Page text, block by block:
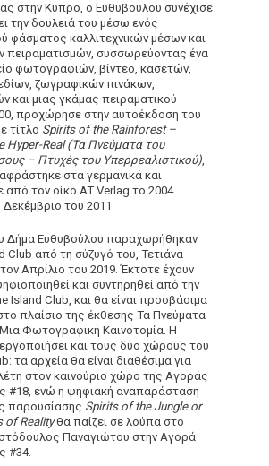
στην Κύπρο, ο Ευθυβούλου συνέχισε
την δουλειά του μέσω ενός
φάσματος καλλιτεχνικών μέσων και
πειραματισμών, συσσωρεύοντας ένα
φωτογραφιών, βίντεο, κασετών,
ζωγραφικών πινάκων,
και μιας γκάμας πειραματικού
προχώρησε στην αυτοέκδοση του
τίτλο Spirits of the Rainforest –
Hyper-Real (Τα Πνεύματα του
– Πτυχές του Υπερρεαλιστικού),
στα γερμανικά και
από τον οίκο AT Verlag το 2004.
του 2011.
Δήμα Ευθυβούλου παραχωρήθηκαν
Club από τη σύζυγό του, Τετιάνα
Απρίλιο του 2019. Έκτοτε έχουν
και συντηρηθεί από την
Island Club, και θα είναι προσβάσιμα
πλαίσιο της έκθεσης Τα Πνεύματα
Φωτογραφική Καινοτομία. Η
και τους δύο χώρους του
τα αρχεία θα είναι διαθέσιμα για
στον καινούριο χώρο της Αγοράς
#18, ενώ η ψηφιακή αναπαράσταση
παρουσίασης Spirits of the Jungle or
of Realityθα παίζει σε λούπα στο
Παναγιώτου στην Αγορά
#34.